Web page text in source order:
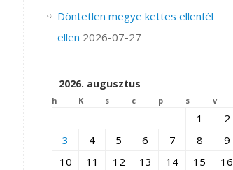
Döntetlen megye kettes ellenfél
ellen 2026-07-27
2026. augusztus
h K s c p s v
1
2
3
4 5 6 7 8
9
10
11 12 13 14 15 16